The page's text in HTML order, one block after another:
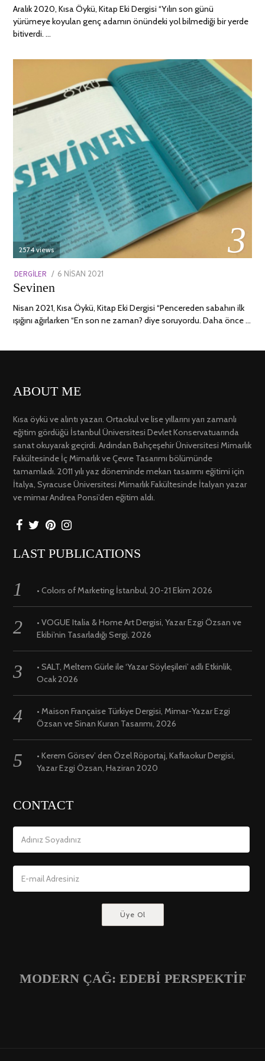
Aralık 2020, Kısa Öykü, Kitap Eki Dergisi “Yılın son günü
yürümeye koyulan genç adamın önündeki yol bilmediği bir yerde
bitiverdi. …
03
2574 views
DERGILER
POSTED
6 NISAN 2021
Sevinen
Nisan 2021, Kısa Öykü, Kitap Eki Dergisi “Pencereden sabahın ilk
ışığını ağırlarken “En son ne zaman? diye soruyordu. Daha önce …
ABOUT ME
Kısa öykü ve alıntı yazarı. Ortaokul ve lise yıllarını yarı zamanlı
eğitim gördüğü İstanbul Üniversitesi Devlet Konservatuarında
sanat okuyarak geçirdi. Ardından Bahçeşehir Üniversitesi Mimarlık
Fakültesinde İç Mimarlık ve Çevre Tasarımı bölümünde
tamamladı. 2011 yılı yaz döneminde mekan tasarımı eğitimi için
İtalya, Syracuse Üniversitesi Mimarlık Fakültesinde İtalyan yazar
ve mimar Andrea Ponsi’den eğitim aldı.
LAST PUBLICATIONS
• Colors of Marketing İstanbul, 20-21 Ekim 2026
• VOGUE Italia & Home Art Dergisi, Yazar Ezgi Özsan ve
Ekibi’nin Tasarladığı Sergi, 2026
• SALT, Meltem Gürle ile ‘Yazar Söyleşileri’ adlı Etkinlik,
Ocak 2026
• Maison Française Türkiye Dergisi, Mimar-Yazar Ezgi
Özsan ve Sinan Kuran Tasarımı, 2026
• Kerem Görsev’ den Özel Röportaj, Kafkaokur Dergisi,
Yazar Ezgi Özsan, Haziran 2020
CONTACT
MODERN ÇAĞ: EDEBİ PERSPEKTİF